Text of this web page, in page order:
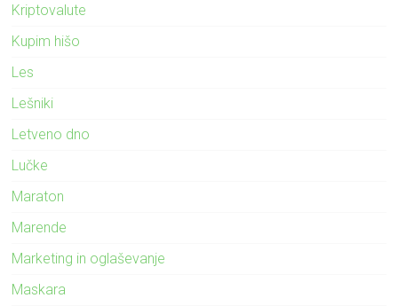
Kriptovalute
Kupim hišo
Les
Lešniki
Letveno dno
Lučke
Maraton
Marende
Marketing in oglaševanje
Maskara